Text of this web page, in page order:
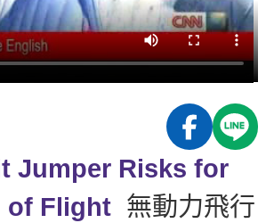
課程
Jumper Risks for
of Flight 無動力飛行